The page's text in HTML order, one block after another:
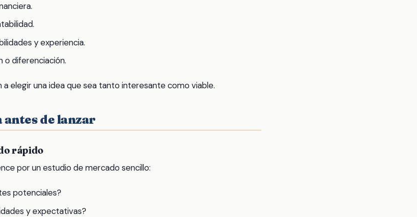
y experiencia.
o diferenciación.
a elegir una idea que sea tanto interesante como viable.
antes de lanzar
rápido
por un estudio de mercado sencillo:
potenciales?
y expectativas?